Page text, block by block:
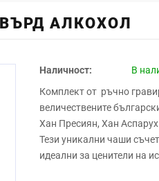
АЛКОХОЛ
Наличност:
В
Комплект от ръчно
величествените
Хан Пресиян, Хан
Тези уникални чаши
идеални за ценители на